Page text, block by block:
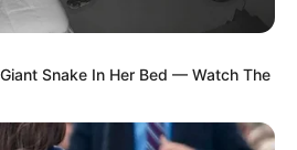
Snake In Her Bed — Watch The